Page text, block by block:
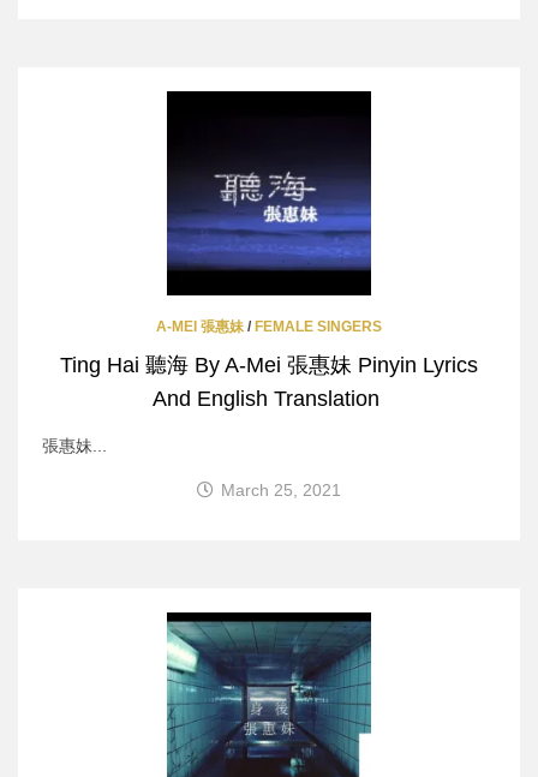
A-MEI 張惠妹 / FEMALE SINGERS
Ting Hai 聽海 By A-Mei 張惠妹 Pinyin Lyrics
And English Translation
張惠妹...
March 25, 2021